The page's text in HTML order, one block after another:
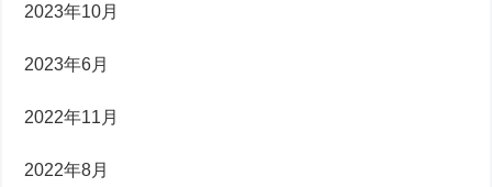
2023年10月
2023年6月
2022年11月
2022年8月